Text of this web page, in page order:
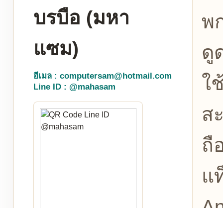
บรบือ (มหา
แซม)
อีเมล : computersam@hotmail.com
Line ID : @mahasam
พ
ดู
ใ
ส
ถื
แ